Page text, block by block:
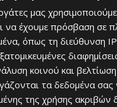
μας
να έχουμε πρόσβαση σε
όπως τη διεύθυνση
κοινού και
τα δεδομένα
της χρήσης ακριβών